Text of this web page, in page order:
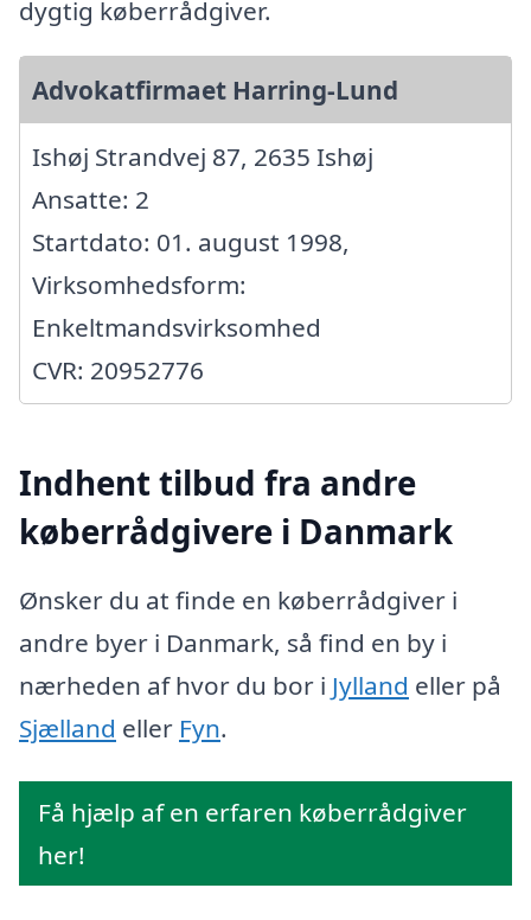
dygtig køberrådgiver.
Advokatfirmaet Harring-Lund
Ishøj Strandvej 87, 2635 Ishøj
Ansatte: 2
Startdato: 01. august 1998,
Virksomhedsform:
Enkeltmandsvirksomhed
CVR: 20952776
Indhent tilbud fra andre
køberrådgivere i Danmark
Ønsker du at finde en køberrådgiver i
andre byer i Danmark, så find en by i
nærheden af hvor du bor i Jylland eller på
Sjælland eller Fyn.
Få hjælp af en erfaren køberrådgiver
her!